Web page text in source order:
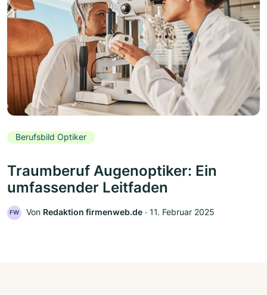
Berufsbild Optiker
Traumberuf Augenoptiker: Ein
umfassender Leitfaden
FW Von Redaktion firmenweb.de ‧ 11. Februar 2025